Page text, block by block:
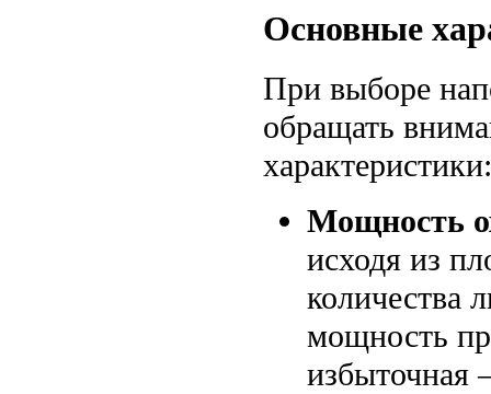
Основные
При выборе
обращать
характеристики:
Мощность
исходя из
количества
мощность
избыточная